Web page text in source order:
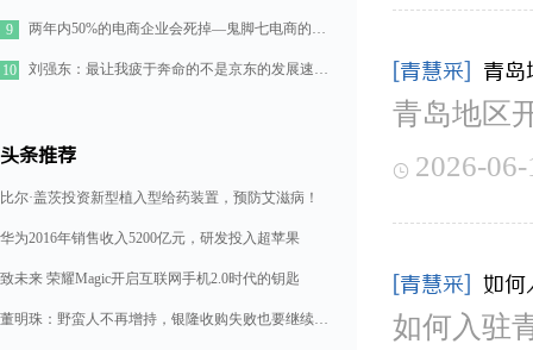
9 两年内50%的电商企业会死掉—鬼脚七电商的七点思考
10 刘强东：最让我疲于奔命的不是京东的发展速度，而是如何管理好11万人的队伍
头条推荐
比尔·盖茨投资新型植入型给药装置，预防艾滋病！
华为2016年销售收入5200亿元，研发投入超苹果
致未来 荣耀Magic开启互联网手机2.0时代的钥匙
董明珠：野蛮人不再增持，银隆收购失败也要继续造格力汽车
[青慧采] 青岛
青岛地区
 2026-
[青慧采] 如何
如何入驻